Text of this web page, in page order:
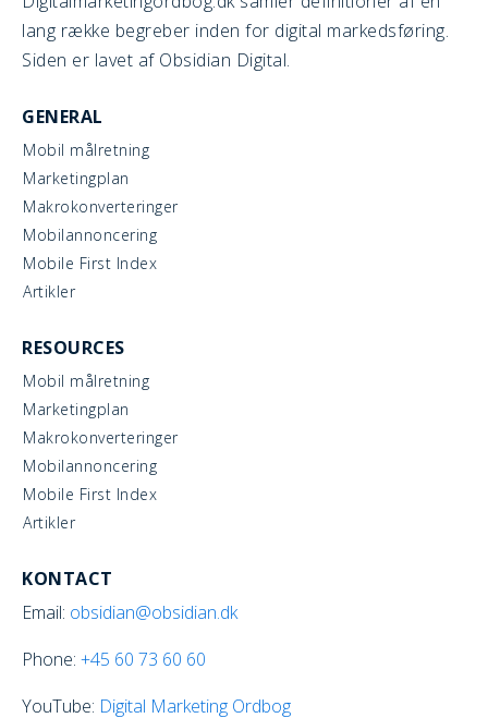
lang række begreber inden for digital markedsføring.
Siden er lavet af Obsidian Digital.
GENERAL
Mobil målretning
Marketingplan
Makrokonverteringer
Mobilannoncering
Mobile First Index
Artikler
RESOURCES
Mobil målretning
Marketingplan
Makrokonverteringer
Mobilannoncering
Mobile First Index
Artikler
KONTACT
Email: obsidian@obsidian.dk
Phone: +45 60 73 60 60
YouTube: Digital Marketing Ordbog